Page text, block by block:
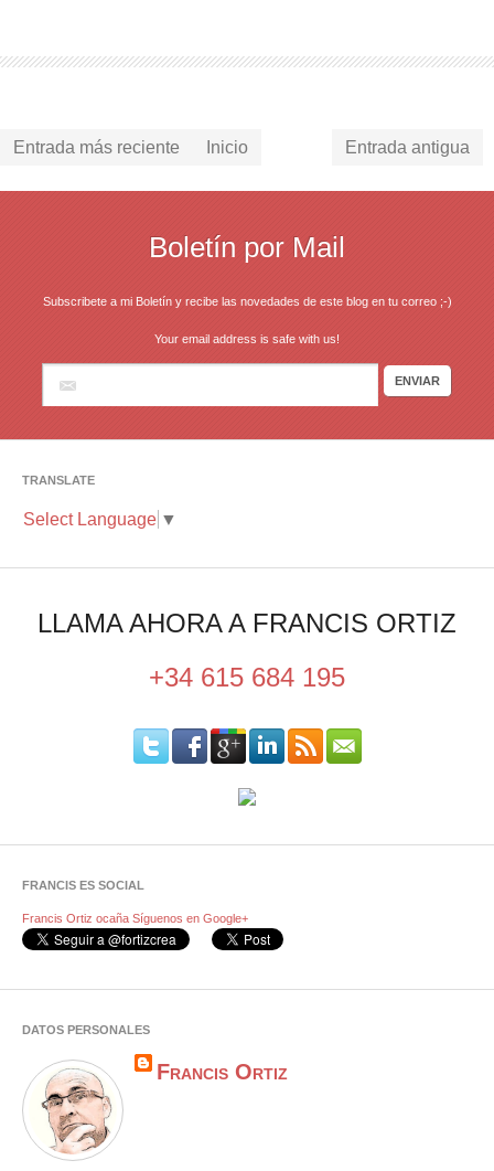
Entrada más reciente Entrada antigua
Inicio
Boletín por Mail
Subscribete a mi Boletín y recibe las novedades de este blog en tu correo ;-)
Your email address is safe with us!
TRANSLATE
Select Language ▼
LLAMA AHORA A FRANCIS ORTIZ
+34 615 684 195
FRANCIS ES SOCIAL
Francis Ortiz ocaña Síguenos en Google+
DATOS PERSONALES
Francis Ortiz